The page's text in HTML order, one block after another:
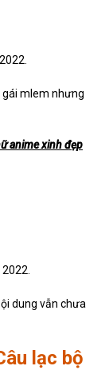
gái mlem nhưng
anime xinh đẹp
dung vẫn chưa
lạc bộ